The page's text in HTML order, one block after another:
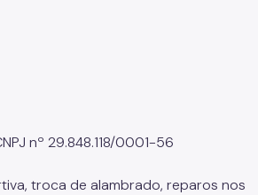
nº 29.848.118/0001-56
troca de alambrado, reparos nos